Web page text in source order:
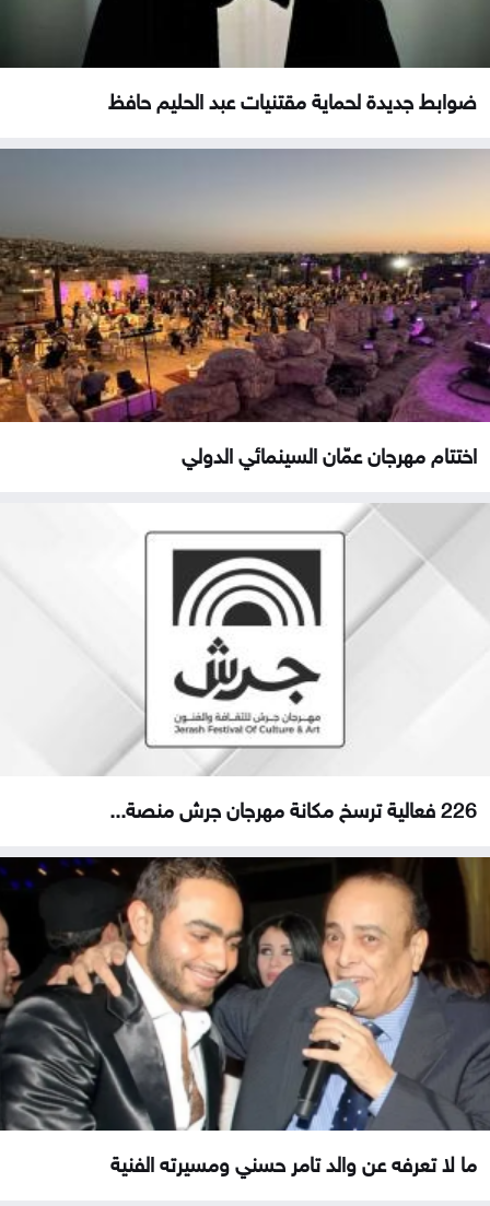
ضوابط جديدة لحماية مقتنيات عبد الحليم حافظ
اختتام مهرجان عمّان السينمائي الدولي
226 فعالية ترسخ مكانة مهرجان جرش منصة...
ما لا تعرفه عن والد تامر حسني ومسيرته الفنية